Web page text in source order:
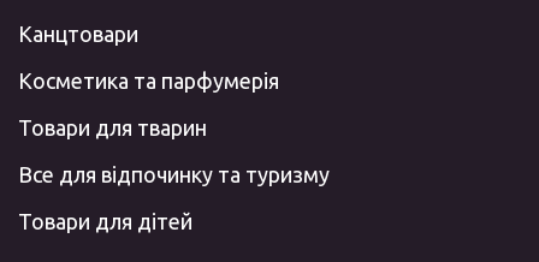
Канцтовари
Косметика та парфумерія
Товари для тварин
Все для відпочинку та туризму
Товари для дітей